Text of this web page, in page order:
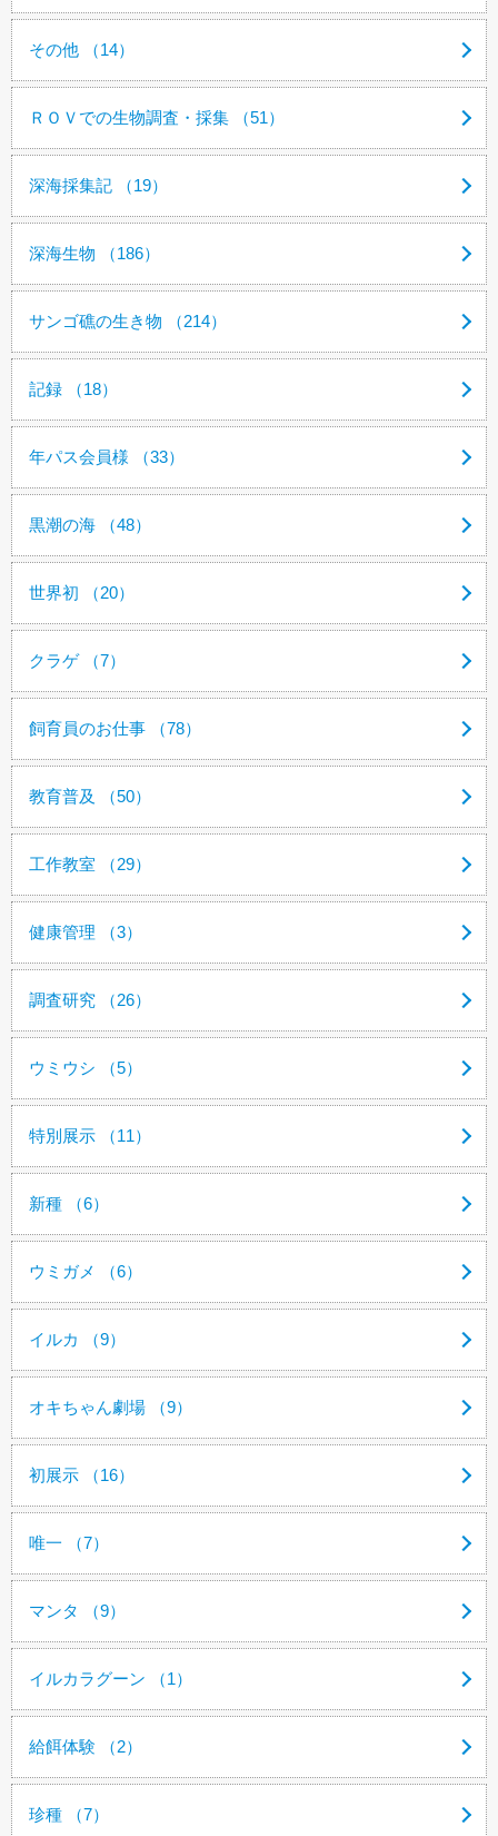
その他 （14）
ＲＯＶでの生物調査・採集 （51）
深海採集記 （19）
深海生物 （186）
サンゴ礁の生き物 （214）
記録 （18）
年パス会員様 （33）
黒潮の海 （48）
世界初 （20）
クラゲ （7）
飼育員のお仕事 （78）
教育普及 （50）
工作教室 （29）
健康管理 （3）
調査研究 （26）
ウミウシ （5）
特別展示 （11）
新種 （6）
ウミガメ （6）
イルカ （9）
オキちゃん劇場 （9）
初展示 （16）
唯一 （7）
マンタ （9）
イルカラグーン （1）
給餌体験 （2）
珍種 （7）